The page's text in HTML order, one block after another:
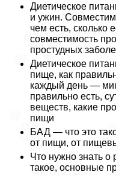
Диетическое
и ужин.
чем есть, сколько
совместимость
простудных
Диетическое
пище, как
каждый день —
правильно есть,
веществ, какие
пищи
БАД — что это
от пищи, от
Что нужно знать
такое, основные